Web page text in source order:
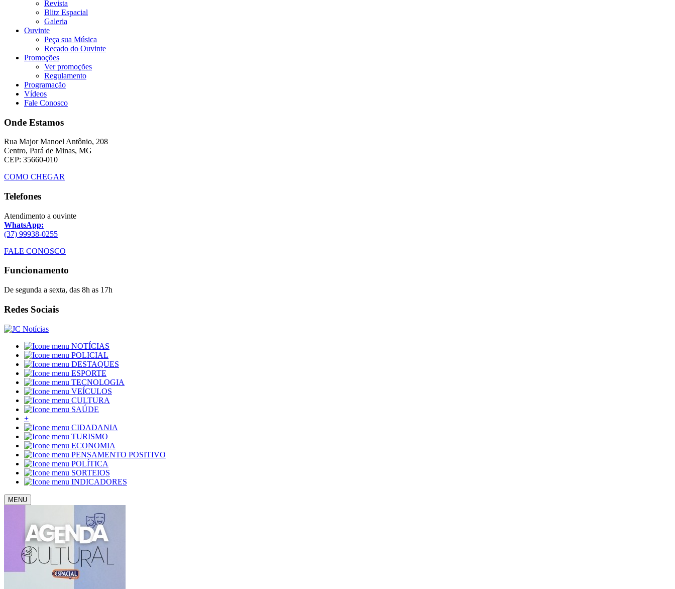
Revista
Blitz Espacial
Galeria
Ouvinte
Peça sua Música
Recado do Ouvinte
Promoções
Ver promoções
Regulamento
Programação
Vídeos
Fale Conosco
Onde Estamos
Rua Major Manoel Antônio, 208
Centro, Pará de Minas, MG
CEP: 35660-010
COMO CHEGAR
Telefones
Atendimento a ouvinte
WhatsApp:
(37) 99938-0255
FALE CONOSCO
Funcionamento
De segunda a sexta, das 8h as 17h
Redes Sociais
NOTÍCIAS
POLICIAL
DESTAQUES
ESPORTE
TECNOLOGIA
VEÍCULOS
CULTURA
SAÚDE
+
CIDADANIA
TURISMO
ECONOMIA
PENSAMENTO POSITIVO
POLÍTICA
SORTEIOS
INDICADORES
MENU